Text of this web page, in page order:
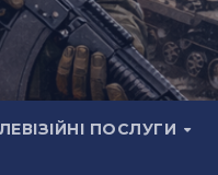
ПОСЛУГИ